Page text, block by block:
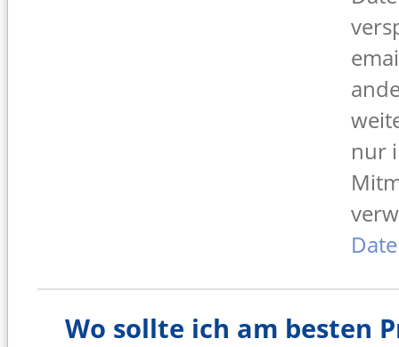
nur
Wo sollte ich am besten